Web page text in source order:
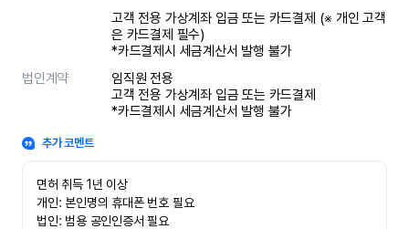
고객 전용 가상계좌 입금 또는 카드결제 (※ 개인 고객
은 카드결제 필수)
*카드결제시 세금계산서 발행 불가
법인계약
임직원 전용
고객 전용 가상계좌 입금 또는 카드결제
*카드결제시 세금계산서 발행 불가
추가 코멘트
면허 취득 1년 이상
개인: 본인명의 휴대폰 번호 필요
법인: 범용 공인인증서 필요